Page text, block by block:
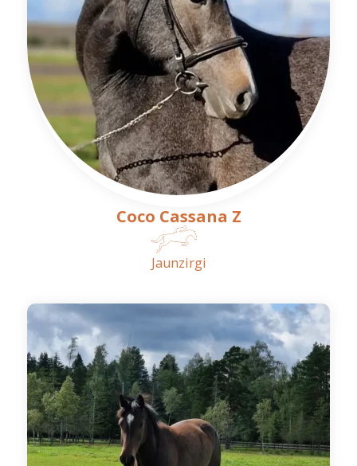
Coco Cassana Z
Jaunzirgi